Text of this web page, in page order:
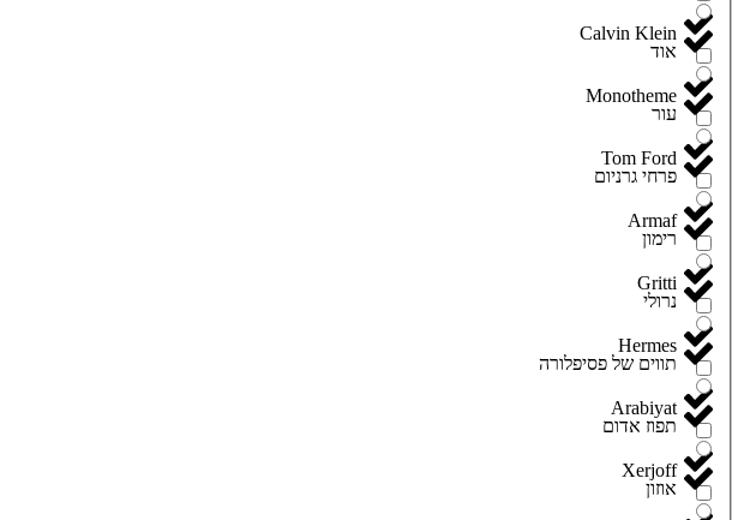
Calvin Klein
Monotheme
Tom Ford
Armaf
Gritti
Hermes
Arabiyat
Xerjoff
אוד
עור
פרחי גרניום
רימון
נרולי
תווים של פסיפלורה
תפוז אדום
אוזון